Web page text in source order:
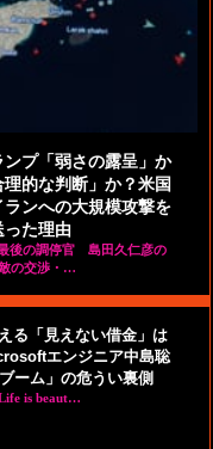
ンプ「弱さの露呈」か
理的な判断」か？米国
ランへの大規模攻撃を
った理由
後の調停官 島田久仁彦の
敵の交渉・…
る「見えない借金」は
エンジニア中島聡
ーム」の危うい裏側
is beaut…